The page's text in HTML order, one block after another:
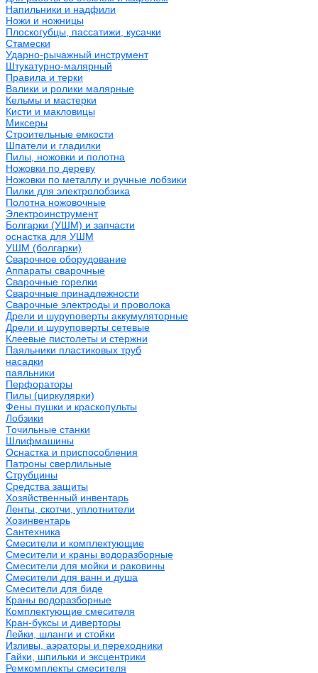
Напильники и надфили
Ножи и ножницы
Плоскогубцы, пассатижи, кусачки
Стамески
Ударно-рычажный инструмент
Штукатурно-малярный
Правила и терки
Валики и ролики малярные
Кельмы и мастерки
Кисти и макловицы
Миксеры
Строительные емкости
Шпатели и гладилки
Пилы, ножовки и полотна
Ножовки по дереву
Ножовки по металлу и ручные лобзики
Пилки для электролобзика
Полотна ножовочные
Электроинструмент
Болгарки (УШМ) и запчасти
оснастка для УШМ
УШМ (болгарки)
Сварочное оборудование
Аппараты сварочные
Сварочные горелки
Сварочные принадлежности
Сварочные электроды и проволока
Дрели и шуруповерты аккумуляторные
Дрели и шуруповерты сетевые
Клеевые пистолеты и стержни
Паяльники пластиковых труб
насадки
паяльники
Перфораторы
Пилы (циркулярки)
Фены пушки и краскопульты
Лобзики
Точильные станки
Шлифмашины
Оснастка и приспособления
Патроны сверлильные
Струбцины
Средства защиты
Хозяйственный инвентарь
Ленты, скотчи, уплотнители
Хозинвентарь
Сантехника
Смесители и комплектующие
Смесители и краны водоразборные
Смесители для мойки и раковины
Смесители для ванн и душа
Смесители для биде
Краны водоразборные
Комплектующие смесителя
Кран-буксы и диверторы
Лейки, шланги и стойки
Изливы, аэраторы и переходники
Гайки, шпильки и эксцентрики
Ремкомплекты смесителя